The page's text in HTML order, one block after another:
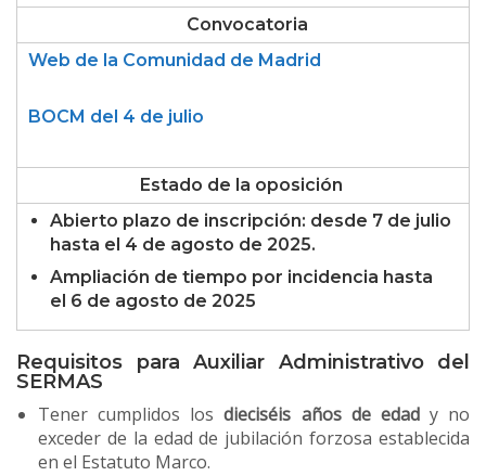
Convocatoria
Web de la Comunidad de Madrid
BOCM del 4 de julio
Estado de la oposición
Abierto plazo de inscripción: desde 7 de julio
hasta el 4 de agosto de 2025.
Ampliación de tiempo por incidencia hasta
el 6 de agosto de 2025
Requisitos para Auxiliar Administrativo del
SERMAS
Tener cumplidos losdieciséis años de edad y no
exceder de la edad de jubilación forzosa establecida
en el Estatuto Marco.